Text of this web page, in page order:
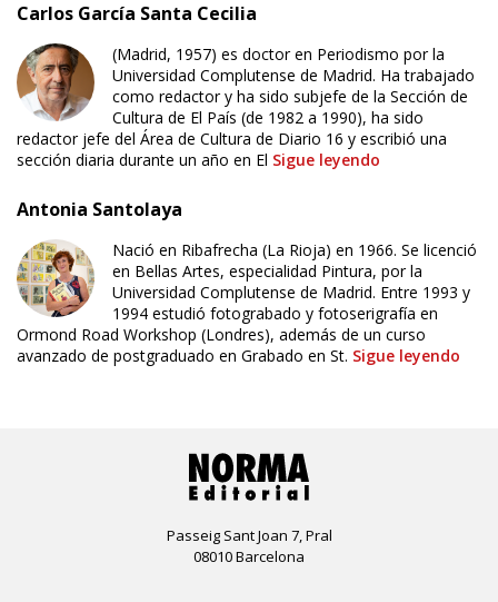
Carlos García Santa Cecilia
(Madrid, 1957) es doctor en Periodismo por la
Universidad Complutense de Madrid. Ha trabajado
como redactor y ha sido subjefe de la Sección de
Cultura de El País (de 1982 a 1990), ha sido
redactor jefe del Área de Cultura de Diario 16 y escribió una
sección diaria durante un año en El Sigue leyendo
Antonia Santolaya
Nació en Ribafrecha (La Rioja) en 1966. Se licenció
en Bellas Artes, especialidad Pintura, por la
Universidad Complutense de Madrid. Entre 1993 y
1994 estudió fotograbado y fotoserigrafía en
Ormond Road Workshop (Londres), además de un curso
avanzado de postgraduado en Grabado en St. Sigue leyendo
Passeig Sant Joan 7, Pral
08010 Barcelona